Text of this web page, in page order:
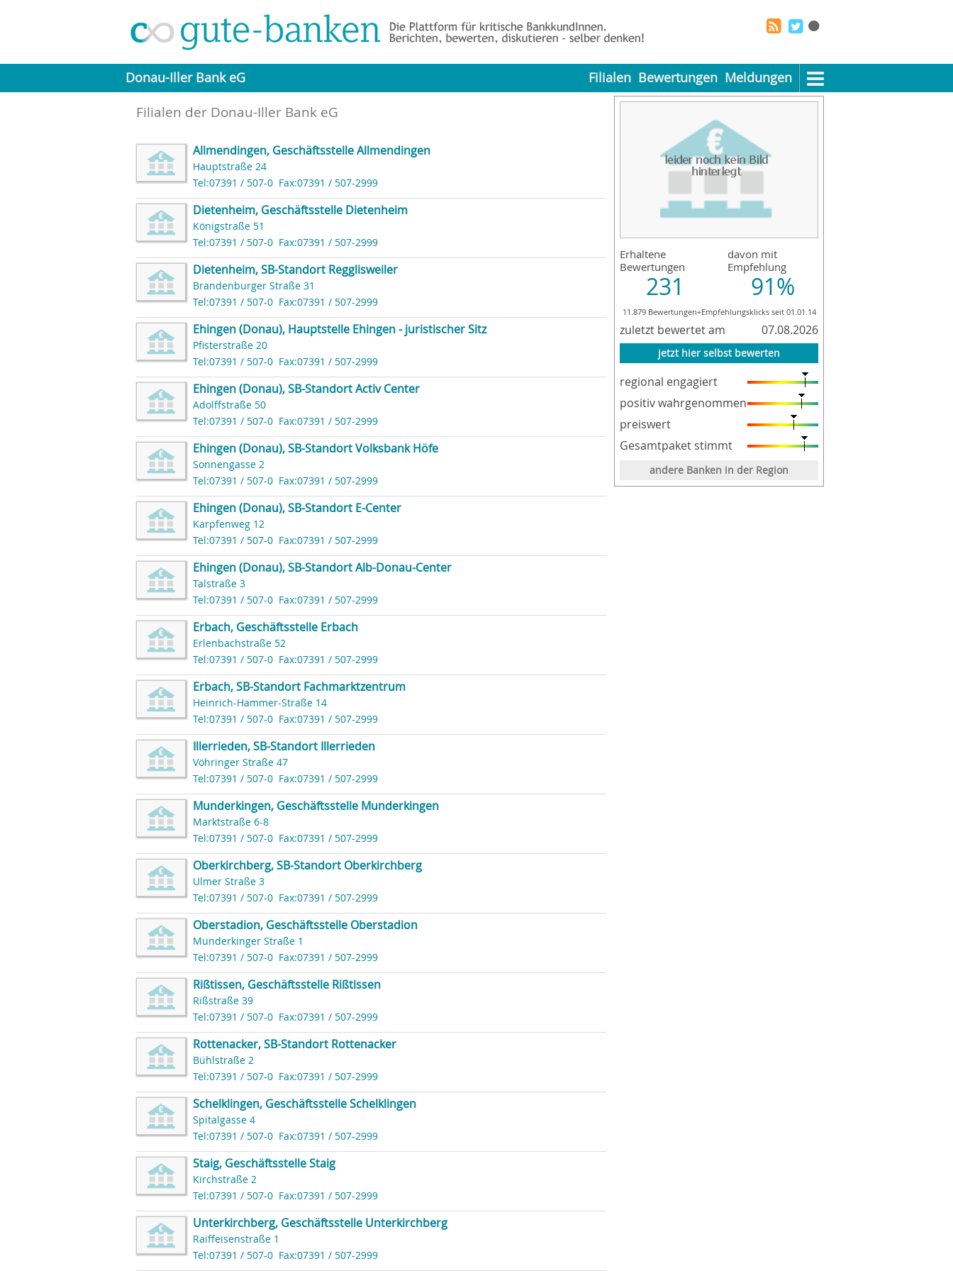
Donau-Iller Bank eG Filialen Bewertungen Meldungen
Erhaltene
Bewertungen
231
davon mit
Empfehlung
91%
11.879 Bewertungen+Empfehlungsklicks seit 01.01.14
zuletzt bewertet am 07.08.2026
jetzt hier selbst bewerten
regional engagiert
positiv wahrgenommen
preiswert
Gesamtpaket stimmt
andere Banken in der Region
Filialen der Donau-Iller Bank eG
Allmendingen, Geschäftsstelle Allmendingen
Hauptstraße 24
Tel:07391 / 507-0 Fax:07391 / 507-2999
Dietenheim, Geschäftsstelle Dietenheim
Königstraße 51
Tel:07391 / 507-0 Fax:07391 / 507-2999
Dietenheim, SB-Standort Regglisweiler
Brandenburger Straße 31
Tel:07391 / 507-0 Fax:07391 / 507-2999
Ehingen (Donau), Hauptstelle Ehingen - juristischer Sitz
Pfisterstraße 20
Tel:07391 / 507-0 Fax:07391 / 507-2999
Ehingen (Donau), SB-Standort Activ Center
Adolffstraße 50
Tel:07391 / 507-0 Fax:07391 / 507-2999
Ehingen (Donau), SB-Standort Volksbank Höfe
Sonnengasse 2
Tel:07391 / 507-0 Fax:07391 / 507-2999
Ehingen (Donau), SB-Standort E-Center
Karpfenweg 12
Tel:07391 / 507-0 Fax:07391 / 507-2999
Ehingen (Donau), SB-Standort Alb-Donau-Center
Talstraße 3
Tel:07391 / 507-0 Fax:07391 / 507-2999
Erbach, Geschäftsstelle Erbach
Erlenbachstraße 52
Tel:07391 / 507-0 Fax:07391 / 507-2999
Erbach, SB-Standort Fachmarktzentrum
Heinrich-Hammer-Straße 14
Tel:07391 / 507-0 Fax:07391 / 507-2999
Illerrieden, SB-Standort Illerrieden
Vöhringer Straße 47
Tel:07391 / 507-0 Fax:07391 / 507-2999
Munderkingen, Geschäftsstelle Munderkingen
Marktstraße 6-8
Tel:07391 / 507-0 Fax:07391 / 507-2999
Oberkirchberg, SB-Standort Oberkirchberg
Ulmer Straße 3
Tel:07391 / 507-0 Fax:07391 / 507-2999
Oberstadion, Geschäftsstelle Oberstadion
Munderkinger Straße 1
Tel:07391 / 507-0 Fax:07391 / 507-2999
Rißtissen, Geschäftsstelle Rißtissen
Rißstraße 39
Tel:07391 / 507-0 Fax:07391 / 507-2999
Rottenacker, SB-Standort Rottenacker
Bühlstraße 2
Tel:07391 / 507-0 Fax:07391 / 507-2999
Schelklingen, Geschäftsstelle Schelklingen
Spitalgasse 4
Tel:07391 / 507-0 Fax:07391 / 507-2999
Staig, Geschäftsstelle Staig
Kirchstraße 2
Tel:07391 / 507-0 Fax:07391 / 507-2999
Unterkirchberg, Geschäftsstelle Unterkirchberg
Raiffeisenstraße 1
Tel:07391 / 507-0 Fax:07391 / 507-2999